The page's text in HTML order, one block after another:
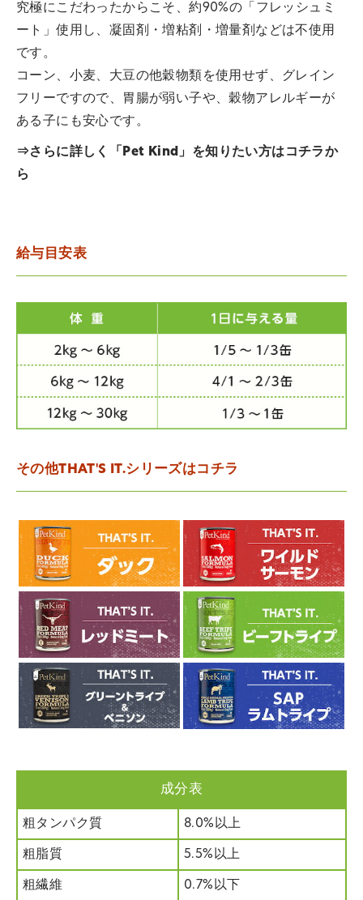
究極にこだわったからこそ、約90%の「フレッシュミ
ート」使用し、凝固剤・増粘剤・増量剤などは不使用
です。
コーン、小麦、大豆の他穀物類を使用せず、グレイン
フリーですので、胃腸が弱い子や、穀物アレルギーが
ある子にも安心です。
⇒さらに詳しく「Pet Kind」を知りたい方はコチラか
ら
給与目安表
その他THAT'S IT.シリーズはコチラ
成分表
粗タンパク質 8.0%以上
粗脂質 5.5%以上
粗繊維 0.7%以下